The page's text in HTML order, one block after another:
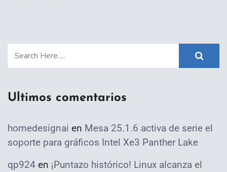
Ultimos comentarios
homedesignai en Mesa 25.1.6 activa de serie el
soporte para gráficos Intel Xe3 Panther Lake
qp924 en ¡Puntazo histórico! Linux alcanza el